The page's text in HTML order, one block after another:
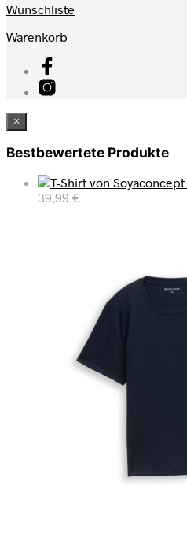
Wunschliste
Warenkorb
×
Bestbewertete Produkte
39,99 €